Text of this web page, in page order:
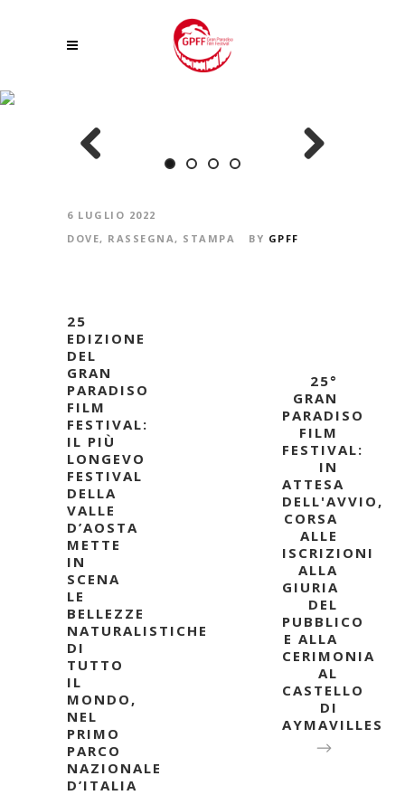
6 LUGLIO 2022
DOVE, RASSEGNA, STAMPA BY GPFF
25
EDIZIONE
DEL
GRAN
PARADISO
FILM
FESTIVAL:
IL PIÙ
LONGEVO
FESTIVAL
DELLA
VALLE
D’AOSTA
METTE
IN
SCENA
LE
BELLEZZE
NATURALISTICHE
DI
TUTTO
IL
MONDO,
NEL
PRIMO
PARCO
NAZIONALE
D’ITALIA
25°
GRAN
PARADISO
FILM
FESTIVAL:
IN
ATTESA
DELL'AVVIO,
CORSA
ALLE
ISCRIZIONI
ALLA
GIURIA
DEL
PUBBLICO
E ALLA
CERIMONIA
AL
CASTELLO
DI
AYMAVILLES